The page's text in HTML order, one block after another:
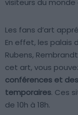
visiteurs du monde
Les fans d’art
En effet, les palais
Rubens,
cet art, vous
conférences et
temporaires. Ces
de 10h à 18h.